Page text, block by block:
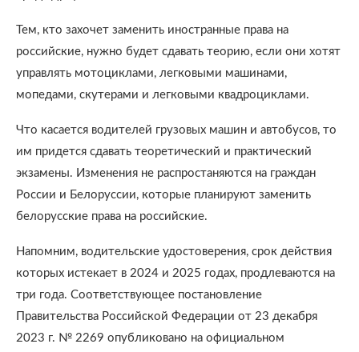
Тем, кто захочет заменить иностранные права на
российские, нужно будет сдавать теорию, если они хотят
управлять мотоциклами, легковыми машинами,
мопедами, скутерами и легковыми квадроциклами.
Что касается водителей грузовых машин и автобусов, то
им придется сдавать теоретический и практический
экзамены. Изменения не распростаняются на граждан
России и Белоруссии, которые планируют заменить
белорусские права на российские.
Напомним, водительские удостоверения, срок действия
которых истекает в 2024 и 2025 годах, продлеваются на
три года. Соответствующее постановление
Правительства Российской Федерации от 23 декабря
2023 г. № 2269 опубликовано на официальном